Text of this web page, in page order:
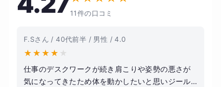
11件の口コミ
F.Sさん / 40代前半 / 男性 / 4.0
★ ★ ★ ★ ★
仕事のデスクワークが続き肩こりや姿勢の悪さが
気になってきたため体を動かしたいと思いジール